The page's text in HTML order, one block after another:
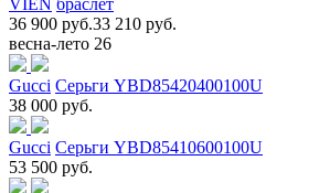
VIEN браслет
36 900 руб.33 210 руб.
весна-лето 26
Gucci Серьги YBD85420400100U
38 000 руб.
Gucci Серьги YBD85410600100U
53 500 руб.